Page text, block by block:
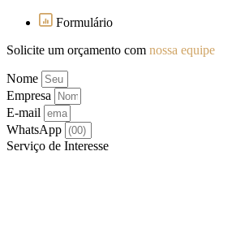
Formulário
Solicite um orçamento com nossa equipe
Nome
Empresa
E-mail
WhatsApp
Serviço de Interesse